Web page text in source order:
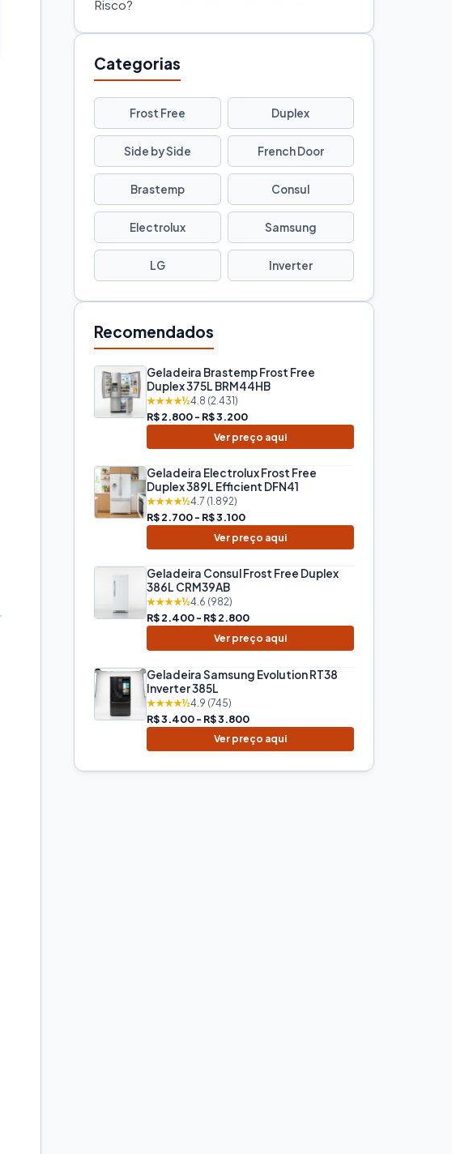
Risco?
Categorias
Frost Free Duplex
Side by Side French Door
Brastemp Consul
Electrolux Samsung
LG Inverter
Recomendados
Geladeira Brastemp Frost Free
Duplex 375L BRM44HB
★★★★½4.8 (2.431)
R$ 2.800 - R$ 3.200
Ver preço aqui
Geladeira Electrolux Frost Free
Duplex 389L Efficient DFN41
★★★★½4.7 (1.892)
R$ 2.700 - R$ 3.100
Ver preço aqui
Geladeira Consul Frost Free Duplex
386L CRM39AB
★★★★½4.6 (982)
R$ 2.400 - R$ 2.800
Ver preço aqui
Geladeira Samsung Evolution RT38
Inverter 385L
★★★★½4.9 (745)
R$ 3.400 - R$ 3.800
Ver preço aqui